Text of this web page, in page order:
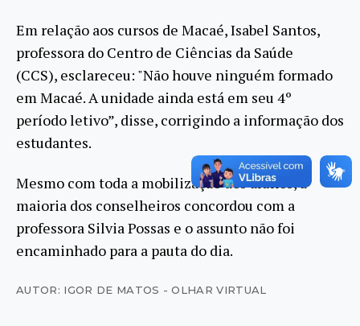
Em relação aos cursos de Macaé, Isabel Santos,
professora do Centro de Ciências da Saúde
(CCS), esclareceu: "Não houve ninguém formado
em Macaé. A unidade ainda está em seu 4º
período letivo”, disse, corrigindo a informação dos
estudantes.
Mesmo com toda a mobilização dos alunos, a
maioria dos conselheiros concordou com a
professora Silvia Possas e o assunto não foi
encaminhado para a pauta do dia.
AUTOR: IGOR DE MATOS - OLHAR VIRTUAL